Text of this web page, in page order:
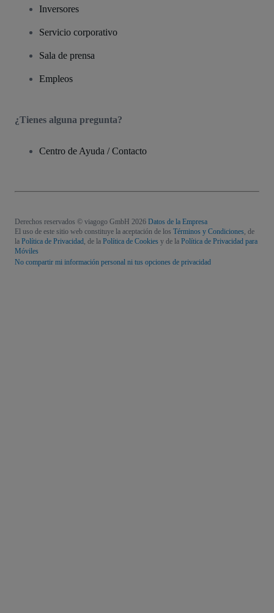
Inversores
Servicio corporativo
Sala de prensa
Empleos
¿Tienes alguna pregunta?
Centro de Ayuda / Contacto
Derechos reservados © viagogo GmbH 2026 Datos de la Empresa
El uso de este sitio web constituye la aceptación de los Términos y Condiciones, de
la Política de Privacidad, de la Política de Cookies y de la Política de Privacidad para
Móviles
No compartir mi información personal ni tus opciones de privacidad